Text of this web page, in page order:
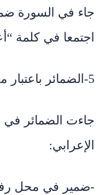
جاء في السورة
اجتمعا في كلمة
5-الضمائر باعتبار محلها من الإعراب:
جاءت الضمائر
الإعرابي:
-ضمير في محل